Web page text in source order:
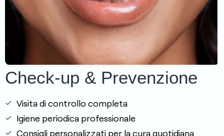
Check-up & Prevenzione
Visita di controllo completa
Igiene periodica professionale
Consigli personalizzati per la cura quotidiana